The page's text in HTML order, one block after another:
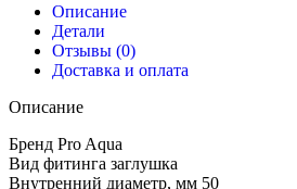
Описание
Детали
Отзывы (0)
Доставка и оплата
Описание
Бренд Pro Aqua
Вид фитинга заглушка
Внутренний диаметр, мм 50